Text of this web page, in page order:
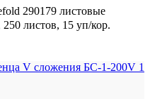
290179 листовые
листов, 15 уп/кор.